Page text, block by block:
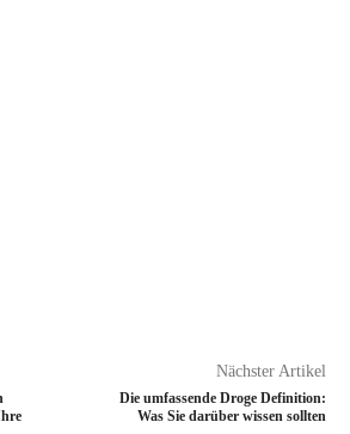
Nächster Artikel
Die umfassende Droge Definition:
Was Sie darüber wissen sollten